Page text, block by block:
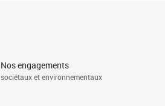
Nos engagements
sociétaux et environnementaux